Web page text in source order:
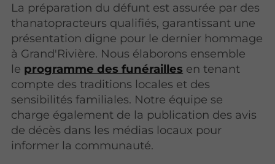
La préparation du défunt est assurée par des
thanatopracteurs qualifiés, garantissant une
présentation digne pour le dernier hommage
à Grand'Rivière. Nous élaborons ensemble
le programme des funérailles en tenant
compte des traditions locales et des
sensibilités familiales. Notre équipe se
charge également de la publication des avis
de décès dans les médias locaux pour
informer la communauté.